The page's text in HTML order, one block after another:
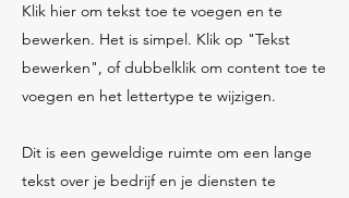
Klik hier om tekst toe te voegen en te
bewerken. Het is simpel. Klik op "Tekst
bewerken", of dubbelklik om content toe te
voegen en het lettertype te wijzigen.
Dit is een geweldige ruimte om een lange
tekst over je bedrijf en je diensten te